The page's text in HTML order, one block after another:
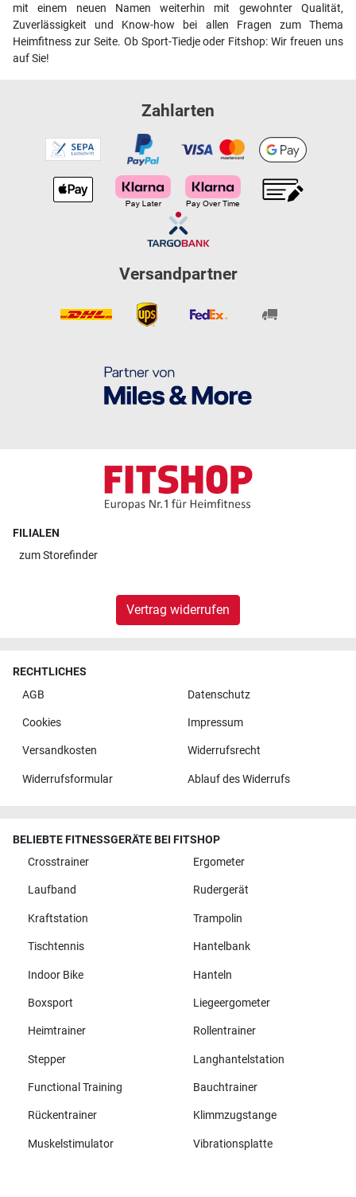
mit einem neuen Namen weiterhin mit gewohnter Qualität,
Zuverlässigkeit und Know-how bei allen Fragen zum Thema
Heimfitness zur Seite. Ob Sport-Tiedje oder Fitshop: Wir freuen uns
auf Sie!
Zahlarten
Versandpartner
FILIALEN
zumStorefinder
Vertrag widerrufen
RECHTLICHES
AGB
Datenschutz
Cookies Impressum
Versandkosten Widerrufsrecht
Widerrufsformular Ablauf des Widerrufs
BELIEBTE FITNESSGERÄTE BEI FITSHOP
Crosstrainer
Ergometer
Laufband Rudergerät
Kraftstation Trampolin
Tischtennis Hantelbank
Indoor Bike Hanteln
Boxsport Liegeergometer
Heimtrainer Rollentrainer
Stepper Langhantelstation
Functional Training Bauchtrainer
Rückentrainer Klimmzugstange
Muskelstimulator Vibrationsplatte